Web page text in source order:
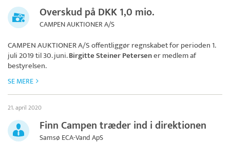
Overskud på DKK 1,0 mio.
CAMPEN AUKTIONER A/S
CAMPEN AUKTIONER A/Soffentliggør regnskabet for perioden 1.
juli 2019 til 30. juni.Birgitte Steiner Petersener medlem af
bestyrelsen.
SE MERE
21. april 2020
Finn Campen træder ind i direktionen
Samsø ECA-Vand ApS